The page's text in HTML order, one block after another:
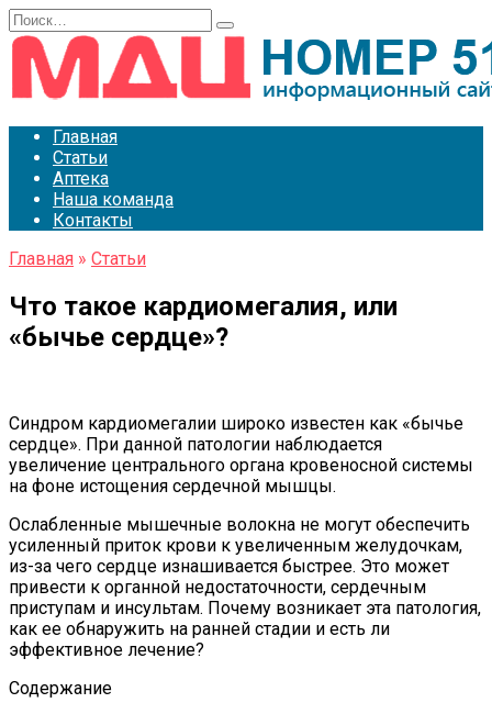
Перейти
к
содержанию
Search
for:
Главная
Статьи
Аптека
Наша команда
Контакты
Главная » Статьи
Что такое кардиомегалия, или
«бычье сердце»?
Синдром кардиомегалии широко известен как «бычье
сердце». При данной патологии наблюдается
увеличение центрального органа кровеносной системы
на фоне истощения сердечной мышцы.
Ослабленные мышечные волокна не могут обеспечить
усиленный приток крови к увеличенным желудочкам,
из-за чего сердце изнашивается быстрее. Это может
привести к органной недостаточности, сердечным
приступам и инсультам. Почему возникает эта патология,
как ее обнаружить на ранней стадии и есть ли
эффективное лечение?
Содержание